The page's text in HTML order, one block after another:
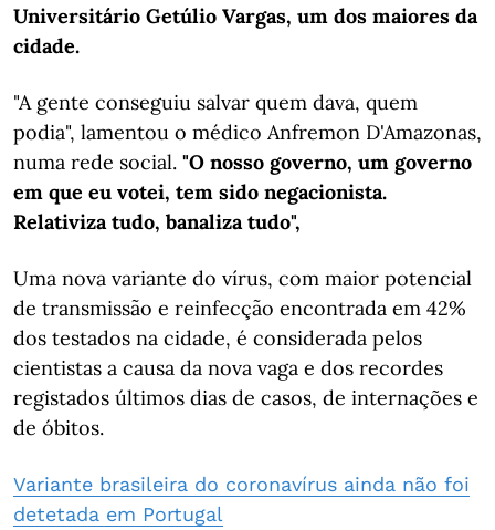
Universitário Getúlio Vargas, um dos maiores da
cidade.
"A gente conseguiu salvar quem dava, quem
podia", lamentou o médico Anfremon D'Amazonas,
numa rede social. "O nosso governo, um governo
em que eu votei, tem sido negacionista.
Relativiza tudo, banaliza tudo",
Uma nova variante do vírus, com maior potencial
de transmissão e reinfecção encontrada em 42%
dos testados na cidade, é considerada pelos
cientistas a causa da nova vaga e dos recordes
registados últimos dias de casos, de internações e
de óbitos.
Variante brasileira do coronavírus ainda não foi
detetada em Portugal